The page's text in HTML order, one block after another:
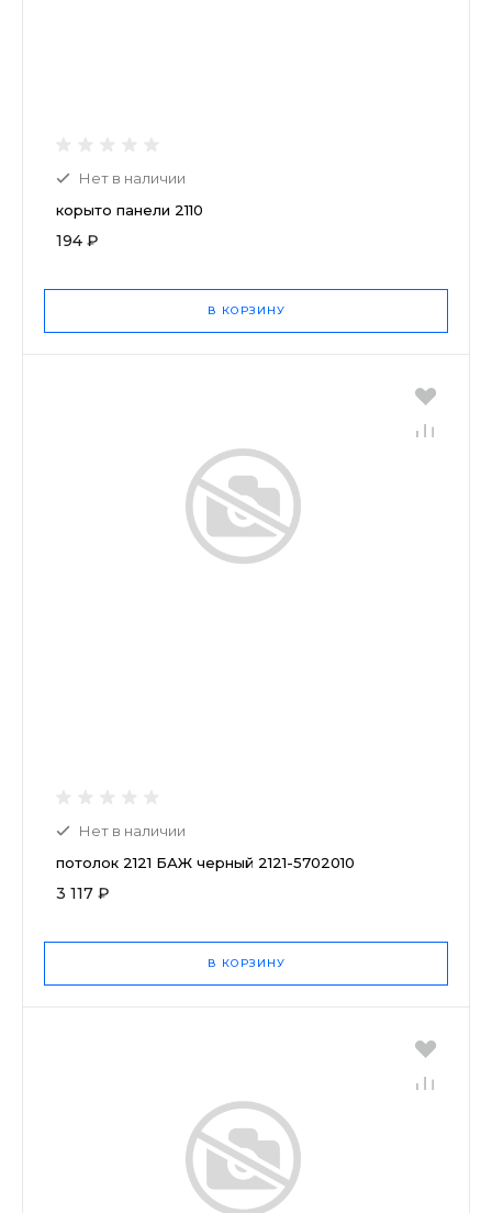
Нет в наличии
корыто панели 2110
194 ₽
В КОРЗИНУ
Нет в наличии
потолок 2121 БАЖ черный 2121-5702010
3 117 ₽
В КОРЗИНУ